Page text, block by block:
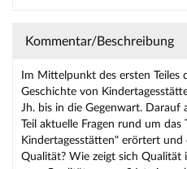
Kommentar/Beschreibung
Im Mittelpunkt des ersten Teiles
Geschichte von
Jh. bis in die Gegenwart. Darauf
Teil aktuelle Fragen rund um
Kindertagesstätten" erörtert
Qualität? Wie zeigt sich Qualität